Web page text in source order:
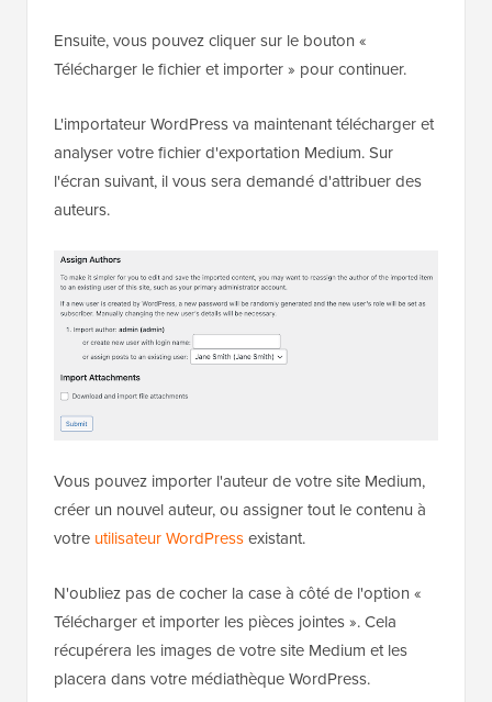
Ensuite, vous pouvez cliquer sur le bouton «
Télécharger le fichier et importer » pour continuer.
L'importateur WordPress va maintenant télécharger et
analyser votre fichier d'exportation Medium. Sur
l'écran suivant, il vous sera demandé d'attribuer des
auteurs.
Vous pouvez importer l'auteur de votre site Medium,
créer un nouvel auteur, ou assigner tout le contenu à
votre utilisateur WordPressexistant.
N'oubliez pas de cocher la case à côté de l'option «
Télécharger et importer les pièces jointes ». Cela
récupérera les images de votre site Medium et les
placera dans votre médiathèque WordPress.